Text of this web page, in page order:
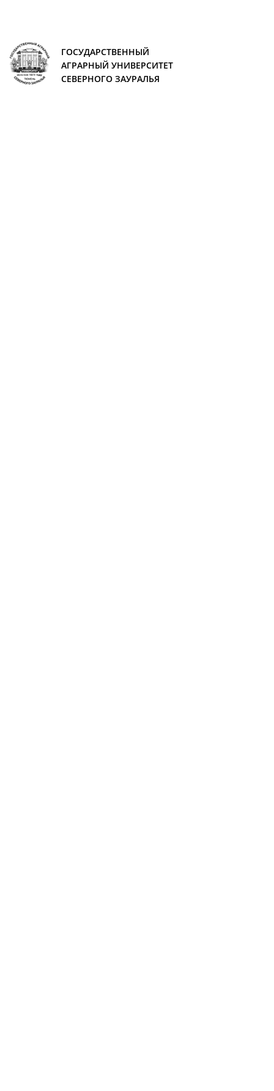
ГОСУДАРСТВЕННЫЙ
АГРАРНЫЙ УНИВЕРСИТЕТ
СЕВЕРНОГО ЗАУРАЛЬЯ